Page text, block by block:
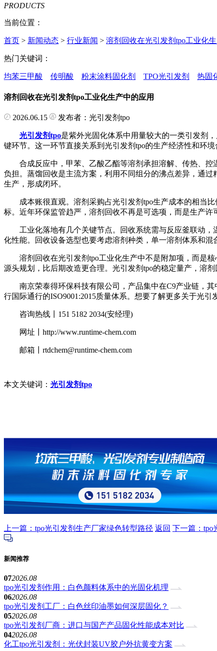
PRODUCTS
当前位置：
首页 > 新闻动态 > 行业新闻 > 溶剂回收在光引发剂tpo工业化
热门关键词：
均苯三甲酸 传明酸 粉末涂料固化剂 TPO光引发剂 热固
溶剂回收在光引发剂tpo工业化生产中的应用
2026.06.15 发布者：光引发剂tpo
光引发剂tpo是紫外光固化体系中用量较大的一类引发剂
键环节。这一环节直接关系到光引发剂tpo的生产经济性和环
合成反应中，甲苯、乙酸乙酯等溶剂承担溶解、传热、控
负担。蒸馏回收是主流方案，利用不同组分的沸点差异，通
生产，形成闭环。
成本账很直观。溶剂采购占光引发剂tpo生产成本的相当比
标。近年环保监管趋严，溶剂回收不再是可选项，而是生产
工业化落地有几个关键节点。回收系统需与反应釜联动，
化性能。回收设备选型也要考虑溶剂种类，单一溶剂体系和
溶剂回收在光引发剂tpo工业化生产中不是附加项，而是核
源头规划，比后期改造更合理。光引发剂tpo的稳定量产，溶
南京荣泰得环保科技有限公司，产品集中在C9产业链，其
行国际通行的ISO9001:2015质量体系。想要了解更多关于光引
咨询热线丨151 5182 2034(安经理)
网址丨http://www.runtime-chem.com
邮箱丨rtdchem@runtime-chem.com
本文关键词： 光引发剂tpo
上一篇：tpo光引发剂生产厂家绿色转型路径 返回 下一篇：tpo
新闻推荐
072026.08
tpo光引发剂作用：白色颜料体系中的光固化机理
062026.08
tpo光引发剂工厂：白色丝印油墨如何深层固化？
052026.08
tpo光引发剂厂商：进口与国产产品固化性能成本对比
042026.08
化工tpo光引发剂：光伏封装UV胶户外抗黄变方案